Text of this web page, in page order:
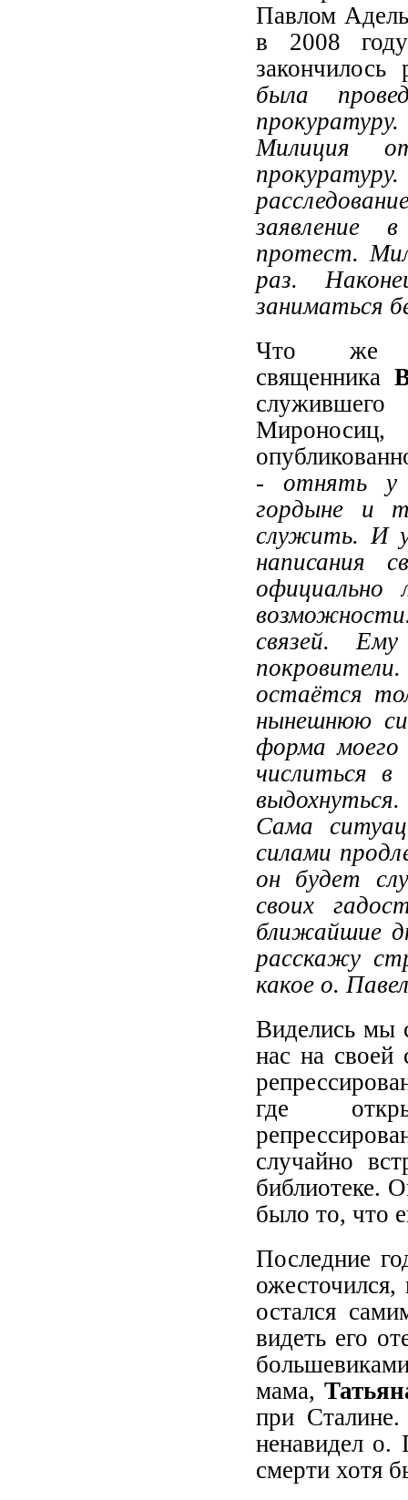
Павлом
в 2008
была
Милиция
заявление
протест.
раз.
заниматься
Что же
священника
- отнять у
гордыне и
служить. И
написания
официально
связей.
остаётся
нынешнюю
форма
числиться
Сама
силами
он будет
своих
ближайшие
расскажу
какое о.
Виделись мы
нас на своей
где
случайно
библиотеке.
было то, что
Последние
остался
видеть его
мама,
при
ненавидел о.
смерти хотя